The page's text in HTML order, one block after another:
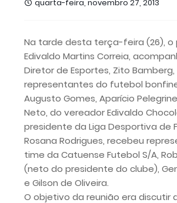
quarta-feira, novembro 27, 2013
Na tarde desta terça-feira (26),
Edivaldo Martins Correia,
Diretor de Esportes, Zito
representantes do futebol
Augusto Gomes, Aparício
Neto, do vereador Edivaldo
presidente da Liga Desportiva de
Rosana Rodrigues, recebeu
time da Catuense Futebol S/A,
(neto do presidente do clube),
e Gilson de Oliveira.
O objetivo da reunião era discutir